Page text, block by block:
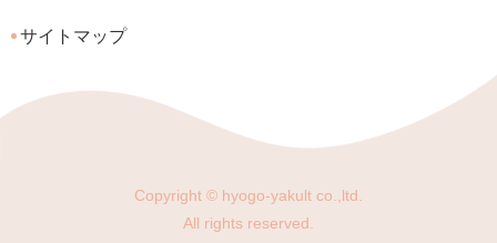
サイトマップ
Copyright © hyogo-yakult co.,ltd.
All rights reserved.